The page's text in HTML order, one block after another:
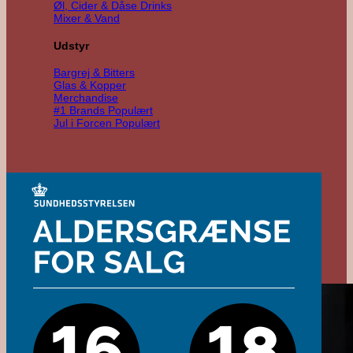
Øl, Cider & Dåse Drinks
Mixer & Vand
Udstyr
Bargrej & Bitters
Glas & Kopper
Merchandise
#1 Brands
Jul i Forcen